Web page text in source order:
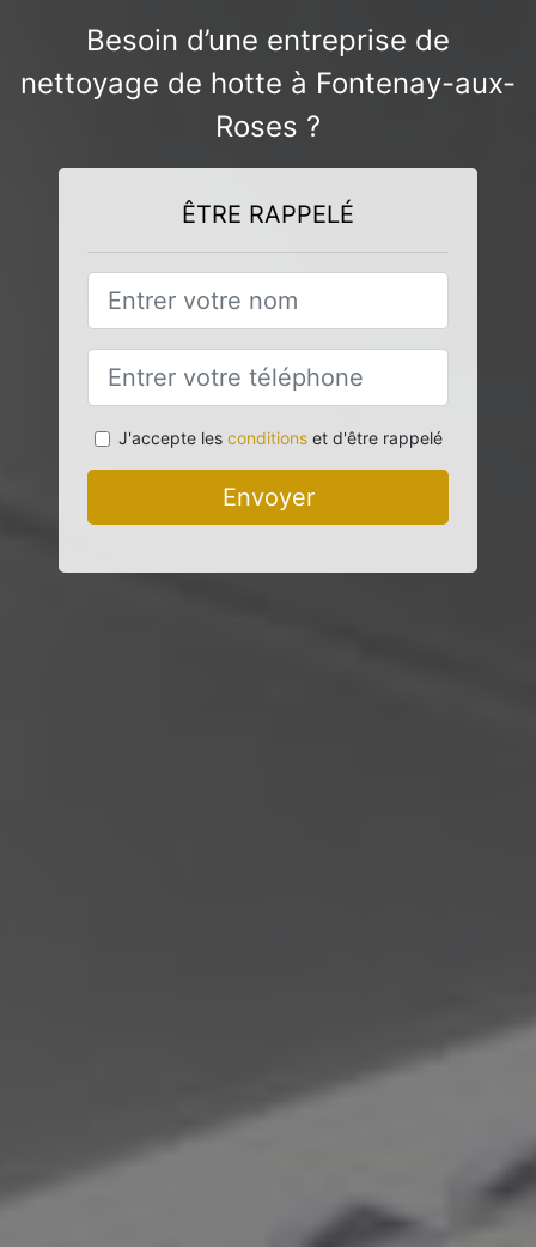
Besoin d’une entreprise de
nettoyage de hotte à Fontenay-aux-
Roses ?
ÊTRE RAPPELÉ
J'accepte les conditionset d'être rappelé
Envoyer